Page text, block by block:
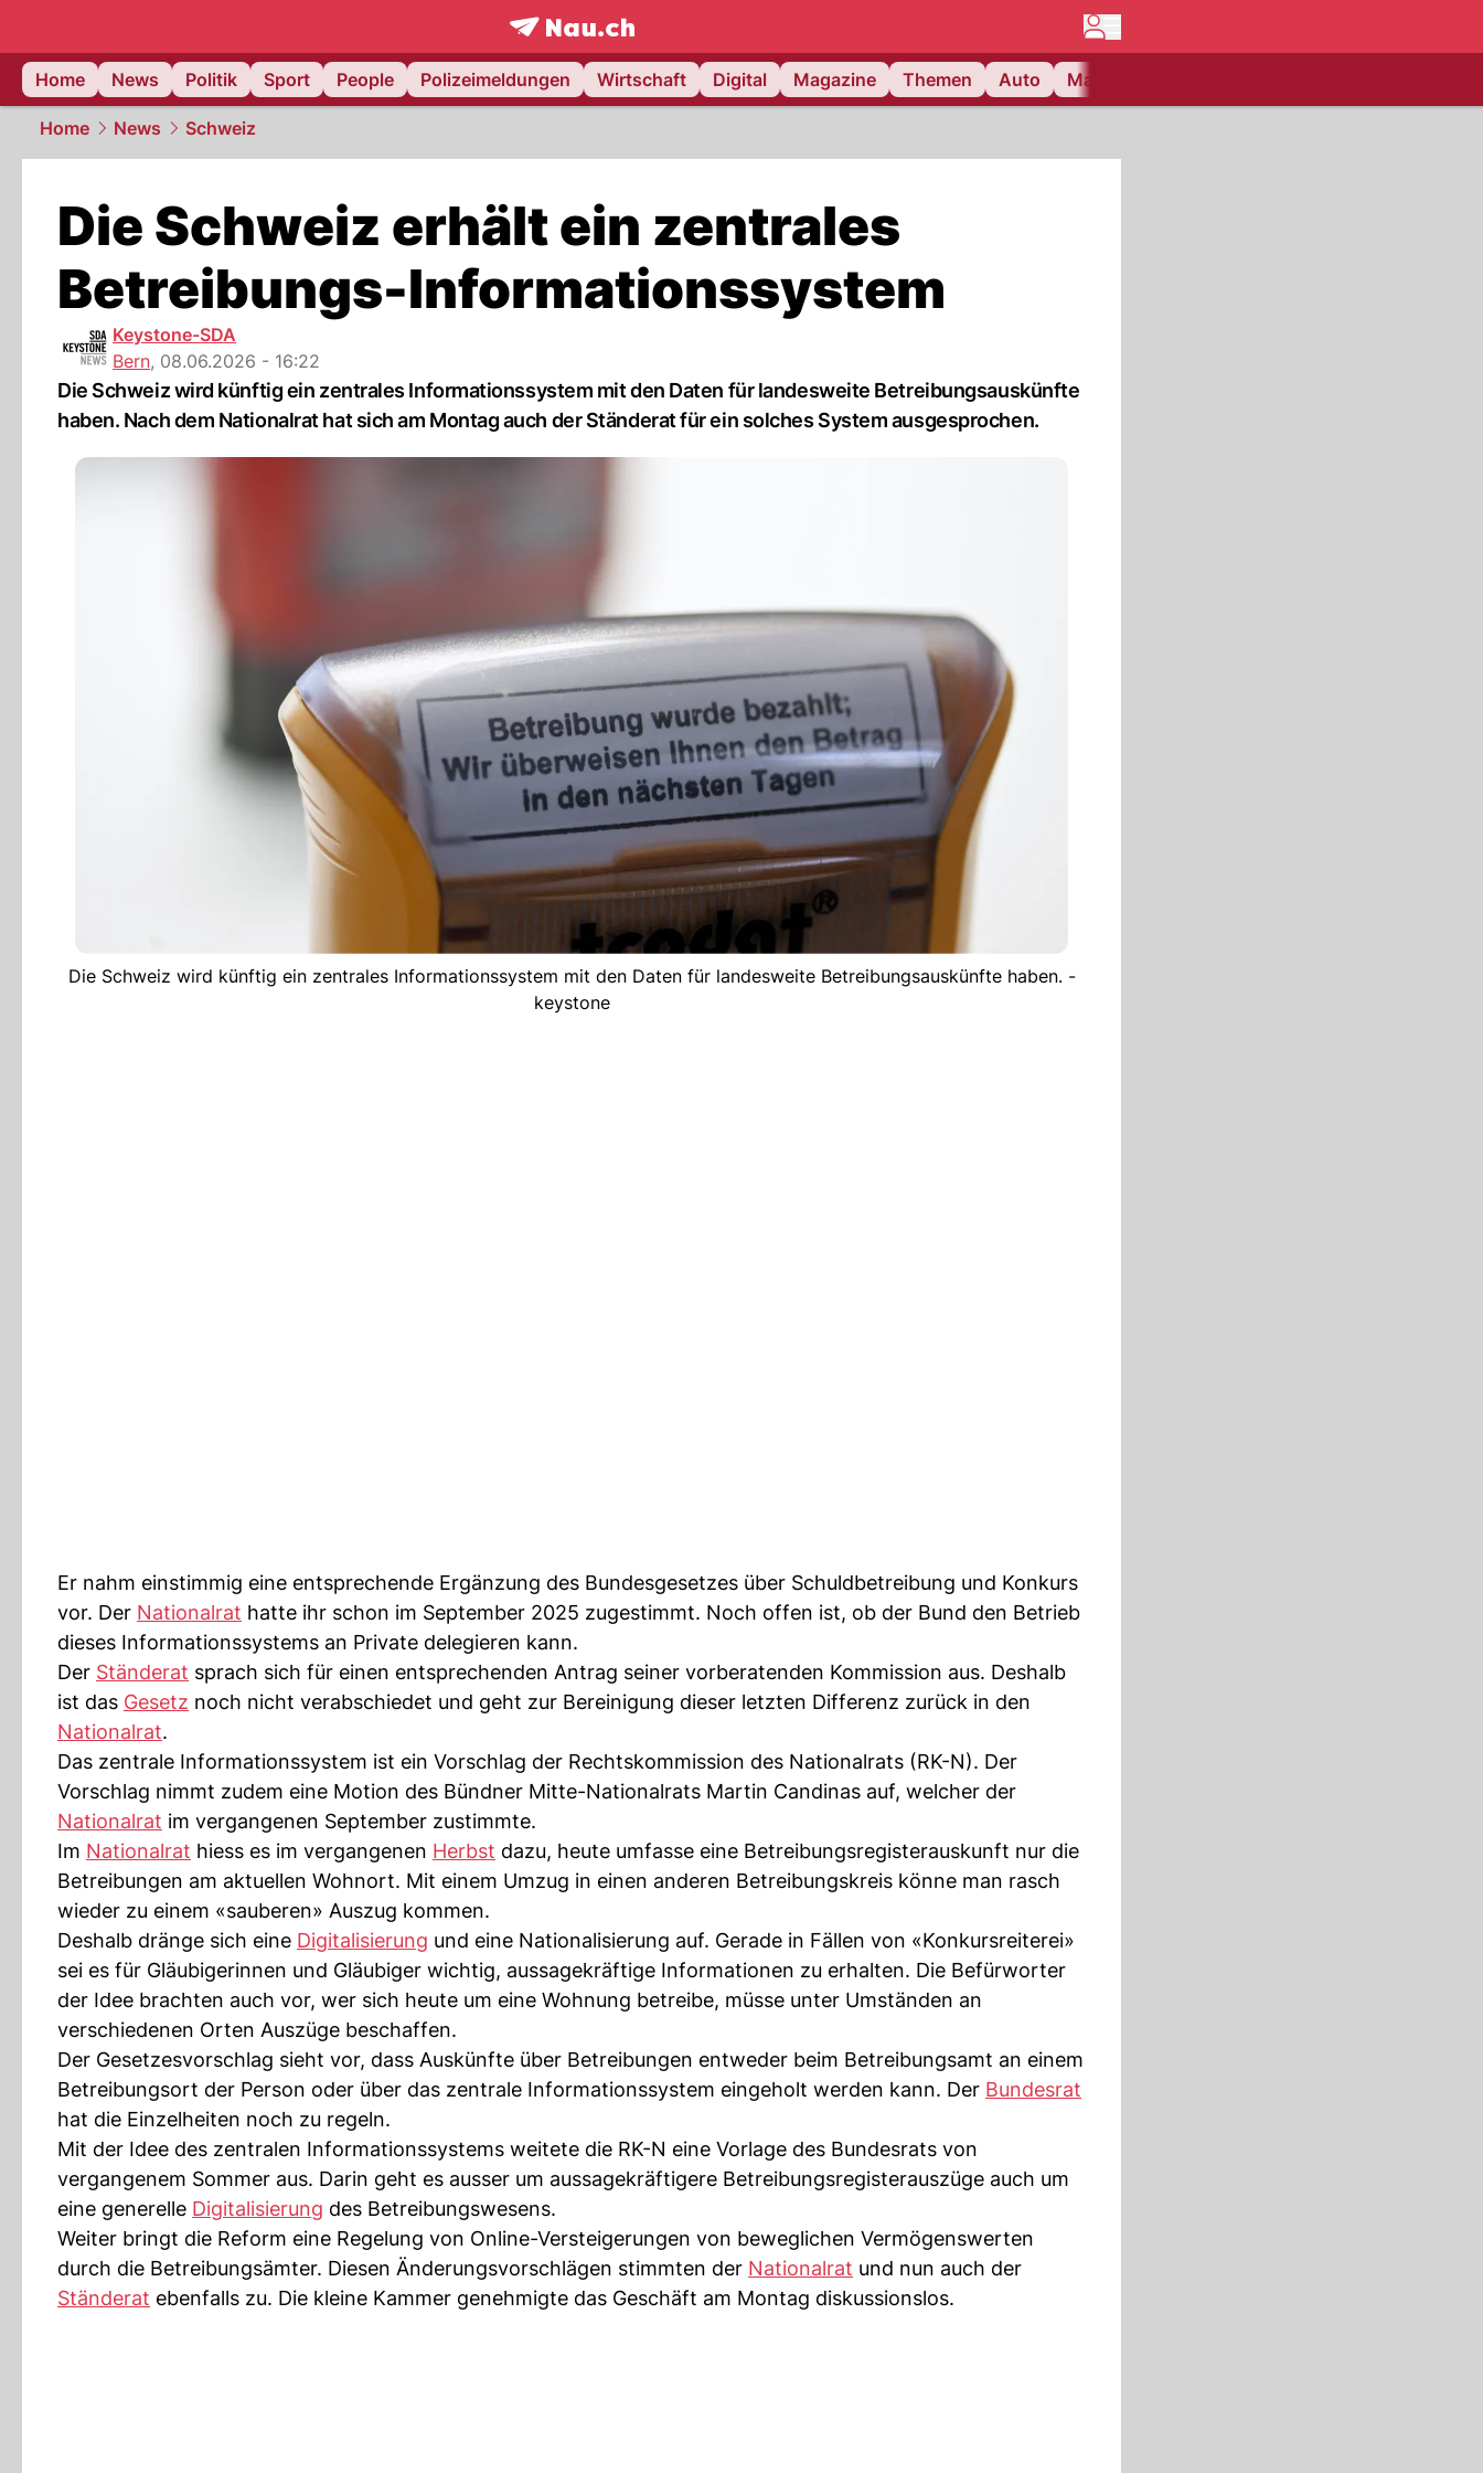
frontpage.NAU.ch
Home
News Politik Sport People Polizeimeldungen Wirtschaft Digital Magazine Themen Auto Matchcenter
Home News Schweiz
Die Schweiz erhält ein zentrales
Betreibungs-Informationssystem
Keystone-SDA
Bern, 08.06.2026 - 16:22
Die Schweiz wird künftig ein zentrales Informationssystem mit den Daten für landesweite Betreibungsauskünfte
haben. Nach dem Nationalrat hat sich am Montag auch der Ständerat für ein solches System ausgesprochen.
Die Schweiz wird künftig ein zentrales Informationssystem mit den Daten für landesweite Betreibungsauskünfte haben. -
keystone
Er nahm einstimmig eine entsprechende Ergänzung des Bundesgesetzes über Schuldbetreibung und Konkurs
vor. Der Nationalrat hatte ihr schon im September 2025 zugestimmt. Noch offen ist, ob der Bund den Betrieb
dieses Informationssystems an Private delegieren kann.
Der Ständerat sprach sich für einen entsprechenden Antrag seiner vorberatenden Kommission aus. Deshalb
ist das Gesetz noch nicht verabschiedet und geht zur Bereinigung dieser letzten Differenz zurück in den
Nationalrat.
Das zentrale Informationssystem ist ein Vorschlag der Rechtskommission des Nationalrats (RK-N). Der
Vorschlag nimmt zudem eine Motion des Bündner Mitte-Nationalrats Martin Candinas auf, welcher der
Nationalrat im vergangenen September zustimmte.
Im Nationalrat hiess es im vergangenen Herbst dazu, heute umfasse eine Betreibungsregisterauskunft nur die
Betreibungen am aktuellen Wohnort. Mit einem Umzug in einen anderen Betreibungskreis könne man rasch
wieder zu einem «sauberen» Auszug kommen.
Deshalb dränge sich eine Digitalisierung und eine Nationalisierung auf. Gerade in Fällen von «Konkursreiterei»
sei es für Gläubigerinnen und Gläubiger wichtig, aussagekräftige Informationen zu erhalten. Die Befürworter
der Idee brachten auch vor, wer sich heute um eine Wohnung betreibe, müsse unter Umständen an
verschiedenen Orten Auszüge beschaffen.
Der Gesetzesvorschlag sieht vor, dass Auskünfte über Betreibungen entweder beim Betreibungsamt an einem
Betreibungsort der Person oder über das zentrale Informationssystem eingeholt werden kann. Der Bundesrat
hat die Einzelheiten noch zu regeln.
Mit der Idee des zentralen Informationssystems weitete die RK-N eine Vorlage des Bundesrats von
vergangenem Sommer aus. Darin geht es ausser um aussagekräftigere Betreibungsregisterauszüge auch um
eine generelle Digitalisierung des Betreibungswesens.
Weiter bringt die Reform eine Regelung von Online-Versteigerungen von beweglichen Vermögenswerten
durch die Betreibungsämter. Diesen Änderungsvorschlägen stimmten der Nationalrat und nun auch der
Ständerat ebenfalls zu. Die kleine Kammer genehmigte das Geschäft am Montag diskussionslos.